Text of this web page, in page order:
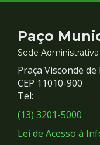
e
Redes
Sociais
Paço
Sede Administrativa
Praça Visconde
CEP 11010-900
Tel:
(13) 3201-5000
Lei de Acesso à